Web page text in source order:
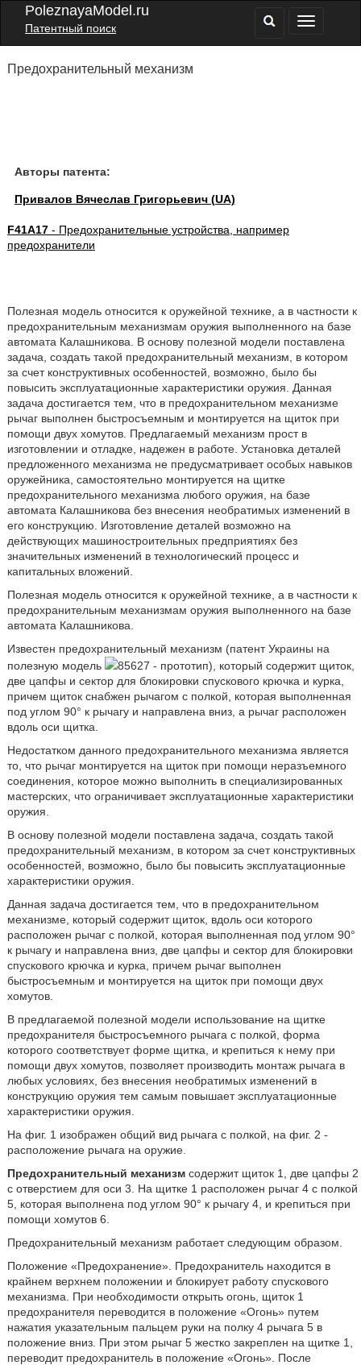
PoleznayaModel.ru
Патентный поиск
Предохранительный механизм
Авторы патента:
Привалов Вячеслав Григорьевич (UA)
F41A17- Предохранительные устройства, например
предохранители
Полезная модель относится к оружейной технике, а в частности к
предохранительным механизмам оружия выполненного на базе
автомата Калашникова. В основу полезной модели поставлена
задача, создать такой предохранительный механизм, в котором
за счет конструктивных особенностей, возможно, было бы
повысить эксплуатационные характеристики оружия. Данная
задача достигается тем, что в предохранительном механизме
рычаг выполнен быстросъемным и монтируется на щиток при
помощи двух хомутов. Предлагаемый механизм прост в
изготовлении и отладке, надежен в работе. Установка деталей
предложенного механизма не предусматривает особых навыков
оружейника, самостоятельно монтируется на щитке
предохранительного механизма любого оружия, на базе
автомата Калашникова без внесения необратимых изменений в
его конструкцию. Изготовление деталей возможно на
действующих машиностроительных предприятиях без
значительных изменений в технологический процесс и
капитальных вложений.
Полезная модель относится к оружейной технике, а в частности к
предохранительным механизмам оружия выполненного на базе
автомата Калашникова.
Известен предохранительный механизм (патент Украины на
полезную модель
85627 - прототип), который содержит щиток,
две цапфы и сектор для блокировки спускового крючка и курка,
причем щиток снабжен рычагом с полкой, которая выполненная
под углом 90° к рычагу и направлена вниз, а рычаг расположен
вдоль оси щитка.
Недостатком данного предохранительного механизма является
то, что рычаг монтируется на щиток при помощи неразъемного
соединения, которое можно выполнить в специализированных
мастерских, что ограничивает эксплуатационные характеристики
оружия.
В основу полезной модели поставлена задача, создать такой
предохранительный механизм, в котором за счет конструктивных
особенностей, возможно, было бы повысить эксплуатационные
характеристики оружия.
Данная задача достигается тем, что в предохранительном
механизме, который содержит щиток, вдоль оси которого
расположен рычаг с полкой, которая выполненная под углом 90°
к рычагу и направлена вниз, две цапфы и сектор для блокировки
спускового крючка и курка, причем рычаг выполнен
быстросъемным и монтируется на щиток при помощи двух
хомутов.
В предлагаемой полезной модели использование на щитке
предохранителя быстросъемного рычага с полкой, форма
которого соответствует форме щитка, и крепиться к нему при
помощи двух хомутов, позволяет производить монтаж рычага в
любых условиях, без внесения необратимых изменений в
конструкцию оружия тем самым повышает эксплуатационные
характеристики оружия.
На фиг. 1 изображен общий вид рычага с полкой, на фиг. 2 -
расположение рычага на оружие.
Предохранительный механизмсодержит щиток 1, две цапфы 2
с отверстием для оси 3. На щитке 1 расположен рычаг 4 с полкой
5, которая выполнена под углом 90° к рычагу 4, и крепиться при
помощи хомутов 6.
Предохранительный механизм работает следующим образом.
Положение «Предохранение». Предохранитель находится в
крайнем верхнем положении и блокирует работу спускового
механизма. При необходимости открыть огонь, щиток 1
предохранителя переводится в положение «Огонь» путем
нажатия указательным пальцем руки на полку 4 рычага 5 в
положение вниз. При этом рычаг 5 жестко закреплен на щитке 1,
переводит предохранитель в положение «Огонь». После